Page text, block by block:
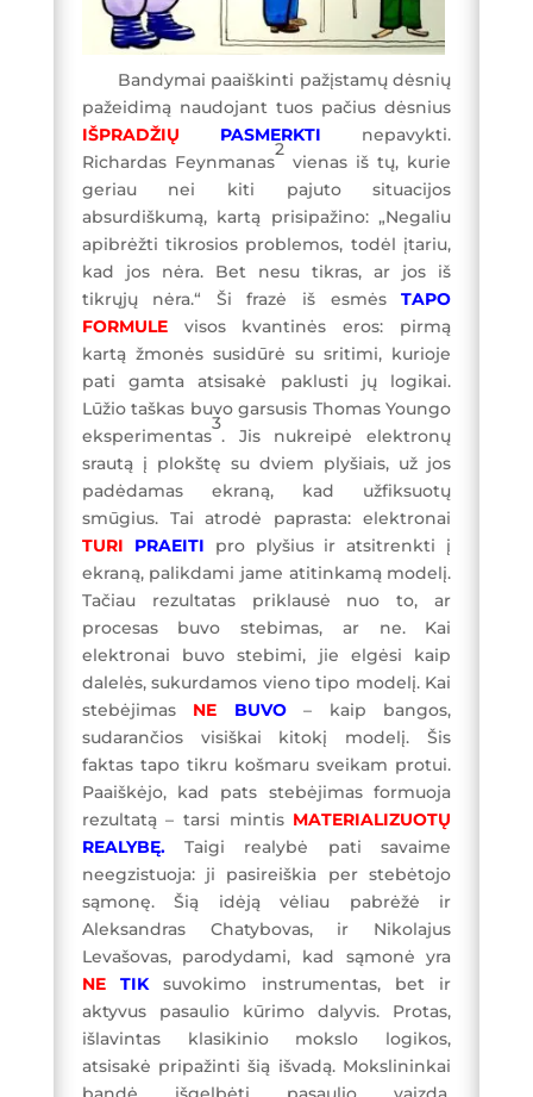
Bandymai paaiškinti pažįstamų dėsnių
pažeidimą naudojant tuos pačius dėsnius
IŠPRADŽIŲ
PASMERKTI nepavykti.
Richardas Feynmanas
2
vienas iš tų, kurie
geriau nei kiti pajuto situacijos
absurdiškumą, kartą prisipažino: „Negaliu
apibrėžti tikrosios problemos, todėl įtariu,
kad jos nėra. Bet nesu tikras, ar jos iš
tikrųjų nėra.“ Ši frazė iš esmėsTAPO
FORMULEvisos kvantinės eros: pirmą
kartą žmonės susidūrė su sritimi, kurioje
pati gamta atsisakė paklusti jų logikai.
Lūžio taškas buvo garsusis Thomas Youngo
eksperimentas
3
. Jis nukreipė elektronų
srautą į plokštę su dviem plyšiais, už jos
padėdamas ekraną, kad užfiksuotų
smūgius. Tai atrodė paprasta: elektronai
TURI
PRAEITI pro plyšius ir atsitrenkti į
ekraną, palikdami jame atitinkamą modelį.
Tačiau rezultatas priklausė nuo to, ar
procesas buvo stebimas, ar ne. Kai
elektronai buvo stebimi, jie elgėsi kaip
dalelės, sukurdamos vieno tipo modelį. Kai
stebėjimas NE BUVO– kaip bangos,
sudarančios visiškai kitokį modelį. Šis
faktas tapo tikru košmaru sveikam protui.
Paaiškėjo, kad pats stebėjimas formuoja
rezultatą – tarsi mintis MATERIALIZUOTŲ
REALYBĘ.Taigi realybė pati savaime
neegzistuoja: ji pasireiškia per stebėtojo
sąmonę. Šią idėją vėliau pabrėžė ir
Aleksandras Chatybovas, ir Nikolajus
Levašovas, parodydami, kad sąmonė yra
NE
TIKsuvokimo instrumentas, bet ir
aktyvus pasaulio kūrimo dalyvis. Protas,
išlavintas klasikinio mokslo logikos,
atsisakė pripažinti šią išvadą. Mokslininkai